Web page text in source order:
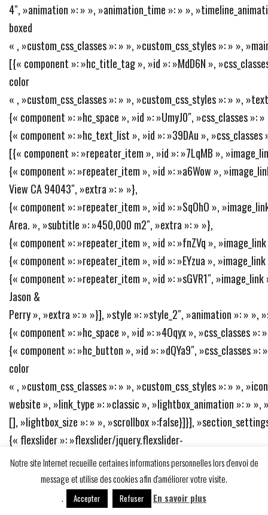
4″, »animation »: » », »animation_time »: » »,
boxed
« , »custom_css_classes »: » », »custom_css_styles »: » »,
[{« component »: »hc_title_tag », »id »: »MdD6N »,
color
« , »custom_css_classes »: » », »custom_css_styles »: » »,
{« component »: »hc_space », »id »: »UmyJ0″, »css_classes
{« component »: »hc_text_list », »id »: »39DAu »,
[{« component »: »repeater_item », »id »: »7LqMB »,
{« component »: »repeater_item », »id »: »a6Wow »,
View CA 94043″, »extra »: » »},
{« component »: »repeater_item », »id »: »SqOhO »,
Area. », »subtitle »: »450,000 m2″, »extra »: » »},
{« component »: »repeater_item », »id »: »fnZVq »,
{« component »: »repeater_item », »id »: »EYzua »,
{« component »: »repeater_item », »id »: »sGVR1″,
Jason &
Perry », »extra »: » »}], »style »: »style_2″, »animation »: » »,
{« component »: »hc_space », »id »: »4Oqyx », »css_classes
{« component »: »hc_button », »id »: »dQYa9″, »css_classes »:
color
« , »custom_css_classes »: » », »custom_css_styles »: » »,
website », »link_type »: »classic », »lightbox_animation »: »
[], »lightbox_size »: » », »scrollbox »:false}]}],
{« flexslider »: »flexslider/jquery.flexslider-
min.js », »lightbox »: »jquery.magnific-popup.min.js »}, »css »:
{« flexslider »: »scripts/flexslider/flexslider.css », »lightbox
popup.css »}, »css_page »: » », »template_setting »:
{« settings »:{« id »: »settings »}}, »template_setting_top »:
Notre site Internet recueille certaines informations personnelles lors d'envoi de
message et utilise des cookies afin d'améliorer votre visite.
.
Accepter Refuser En savoir plus